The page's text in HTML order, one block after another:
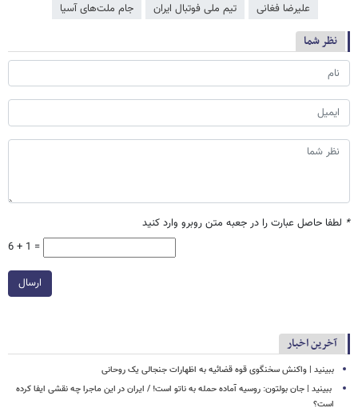
علیرضا فغانی تیم ملی فوتبال ایران جام ملت‌‌های آسیا
نظر شما
* لطفا حاصل عبارت را در جعبه متن روبرو وارد کنید
6 + 1 =
ارسال
آخرین اخبار
ببینید | واکنش سخنگوی قوه قضائیه به اظهارات جنجالی یک روحانی
‏ ببینید | جان بولتون: روسیه آماده حمله به ناتو است! / ایران در این ماجرا چه نقشی ایفا کرده
است؟